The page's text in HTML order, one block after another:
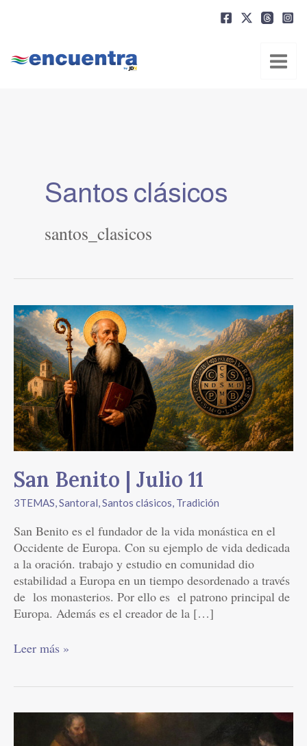
Santos clásicos
santos_clasicos
San Benito | Julio 11
3TEMAS Santoral Santos clásicos Tradición
San Benito es el fundador de la vida monástica en el
Occidente de Europa. Con su ejemplo de vida dedicada
a la oración. trabajo y estudio en comunidad dio
estabilidad a Europa en un tiempo desordenado a través
de los monasterios. Por ello es el patrono principal de
Europa. Además es el creador de la […]
San
Benito
|
Julio
11
Leer más »
natividad